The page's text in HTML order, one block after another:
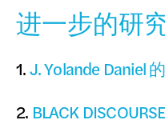
进一步的研
1.J. Yolande Daniel
2. BLACK